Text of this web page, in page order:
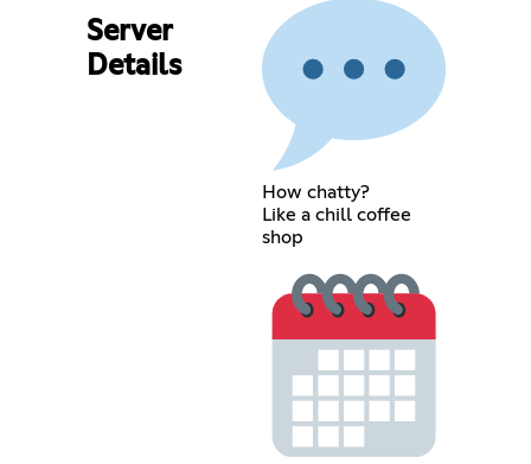
Server
Details
How chatty?
Like a chill coffee
shop